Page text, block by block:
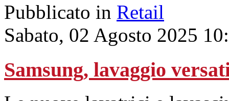
Pubblicato in Retail
Sabato, 02 Agosto 2025
Samsung, lavaggio